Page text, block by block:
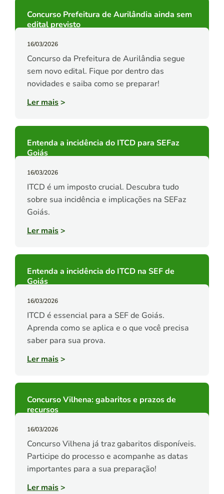
Concurso Prefeitura de Aurilândia ainda sem
edital previsto
16/03/2026
Concurso da Prefeitura de Aurilândia segue
sem novo edital. Fique por dentro das
novidades e saiba como se preparar!
Ler mais>
Entenda a incidência do ITCD para SEFaz
Goiás
16/03/2026
ITCD é um imposto crucial. Descubra tudo
sobre sua incidência e implicações na SEFaz
Goiás.
Ler mais>
Entenda a incidência do ITCD na SEF de
Goiás
16/03/2026
ITCD é essencial para a SEF de Goiás.
Aprenda como se aplica e o que você precisa
saber para sua prova.
Ler mais>
Concurso Vilhena: gabaritos e prazos de
recursos
16/03/2026
Concurso Vilhena já traz gabaritos disponíveis.
Participe do processo e acompanhe as datas
importantes para a sua preparação!
Ler mais>